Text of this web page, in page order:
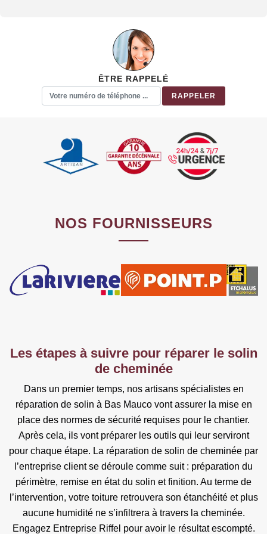
ÊTRE RAPPELÉ
NOS FOURNISSEURS
Les étapes à suivre pour réparer le solin
de cheminée
Dans un premier temps, nos artisans spécialistes en
réparation de solin à Bas Mauco vont assurer la mise en
place des normes de sécurité requises pour le chantier.
Après cela, ils vont préparer les outils qui leur serviront
pour chaque étape. La réparation de solin de cheminée par
l’entreprise client se déroule comme suit : préparation du
périmètre, remise en état du solin et finition. Au terme de
l’intervention, votre toiture retrouvera son étanchéité et plus
aucune humidité ne s’infiltrera à travers la cheminée.
Engagez Entreprise Riffel pour avoir le résultat escompté.